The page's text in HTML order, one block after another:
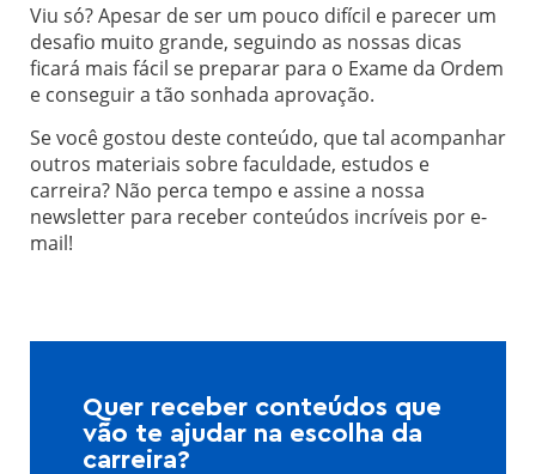
Viu só? Apesar de ser um pouco difícil e parecer um
desafio muito grande, seguindo as nossas dicas
ficará mais fácil se preparar para o Exame da Ordem
e conseguir a tão sonhada aprovação.
Se você gostou deste conteúdo, que tal acompanhar
outros materiais sobre faculdade, estudos e
carreira? Não perca tempo e assine a nossa
newsletter para receber conteúdos incríveis por e-
mail!
Quer receber conteúdos que
vão te ajudar na escolha da
carreira?